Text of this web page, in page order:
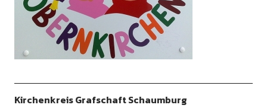
Kirchenkreis Grafschaft Schaumburg